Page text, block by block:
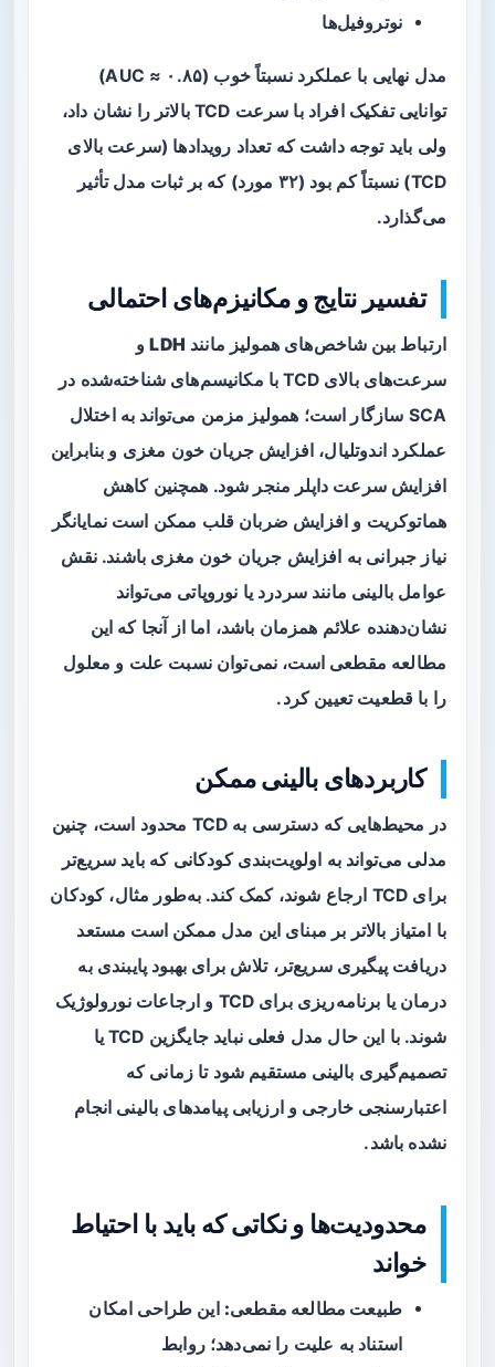
نوتروفیل‌ها
مدل نهایی با عملکرد نسبتاً خوب (AUC ≈ ۰.۸۵)
توانایی تفکیک افراد با سرعت TCD بالاتر را نشان داد،
ولی باید توجه داشت که تعداد رویدادها (سرعت بالای
TCD) نسبتاً کم بود (۳۲ مورد) که بر ثبات مدل تأثیر
می‌گذارد.
تفسیر نتایج و مکانیزم‌های احتمالی
ارتباط بین شاخص‌های همولیز مانند LDHو
سرعت‌های بالای TCD با مکانیسم‌های شناخته‌شده در
SCA سازگار است؛ همولیز مزمن می‌تواند به اختلال
عملکرد اندوتلیال، افزایش جریان خون مغزی و بنابراین
افزایش سرعت داپلر منجر شود. همچنین کاهش
هماتوکریت و افزایش ضربان قلب ممکن است نمایانگر
نیاز جبرانی به افزایش جریان خون مغزی باشند. نقش
عوامل بالینی مانند سردرد یا نوروپاتی می‌تواند
نشان‌دهنده علائم همزمان باشد، اما از آنجا که این
مطالعه مقطعی است، نمی‌توان نسبت علت و معلول
را با قطعیت تعیین کرد.
کاربردهای بالینی ممکن
در محیط‌هایی که دسترسی به TCD محدود است، چنین
مدلی می‌تواند به اولویت‌بندی کودکانی که باید سریع‌تر
برای TCD ارجاع شوند، کمک کند. به‌طور مثال، کودکان
با امتیاز بالاتر بر مبنای این مدل ممکن است مستعد
دریافت پیگیری سریع‌تر، تلاش برای بهبود پایبندی به
درمان یا برنامه‌ریزی برای TCD و ارجاعات نورولوژیک
شوند. با این حال مدل فعلی نباید جایگزین TCD‌ یا
تصمیم‌گیری بالینی مستقیم شود تا زمانی که
اعتبارسنجی خارجی و ارزیابی پیامدهای بالینی انجام
نشده باشد.
محدودیت‌ها و نکاتی که باید با احتیاط
خواند
طبیعت مطالعه مقطعی: این طراحی امکان
استناد به علیت را نمی‌دهد؛ روابط